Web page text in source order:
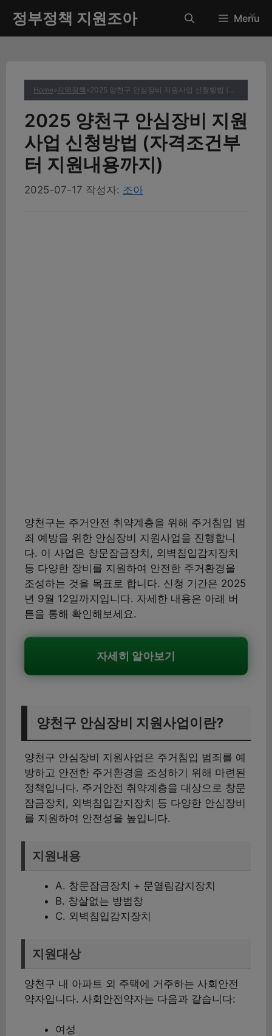
츠
정부정책 지원조아 Menu
Home»지역정책 » 2025 양천구 안심장비 지원사업 신청방법 (자격조건부터 지원내용까지)
2025 양천구 안심장비 지원
사업 신청방법 (자격조건부
터 지원내용까지)
2025-07-17 작성자: 조아
양천구는 주거안전 취약계층을 위해 주거침입 범
죄 예방을 위한 안심장비 지원사업을 진행합니
다. 이 사업은 창문잠금장치, 외벽침입감지장치
등 다양한 장비를 지원하여 안전한 주거환경을
조성하는 것을 목표로 합니다. 신청 기간은 2025
년 9월 12일까지입니다. 자세한 내용은 아래 버
튼을 통해 확인해보세요.
자세히 알아보기
양천구 안심장비 지원사업이란?
양천구 안심장비 지원사업은 주거침입 범죄를 예
방하고 안전한 주거환경을 조성하기 위해 마련된
정책입니다. 주거안전 취약계층을 대상으로 창문
잠금장치, 외벽침입감지장치 등 다양한 안심장비
를 지원하여 안전성을 높입니다.
지원내용
A. 창문잠금장치 + 문열림감지장치
B. 창살없는 방범창
C. 외벽침입감지장치
지원대상
양천구 내 아파트 외 주택에 거주하는 사회안전
약자입니다. 사회안전약자는 다음과 같습니다:
여성
✕